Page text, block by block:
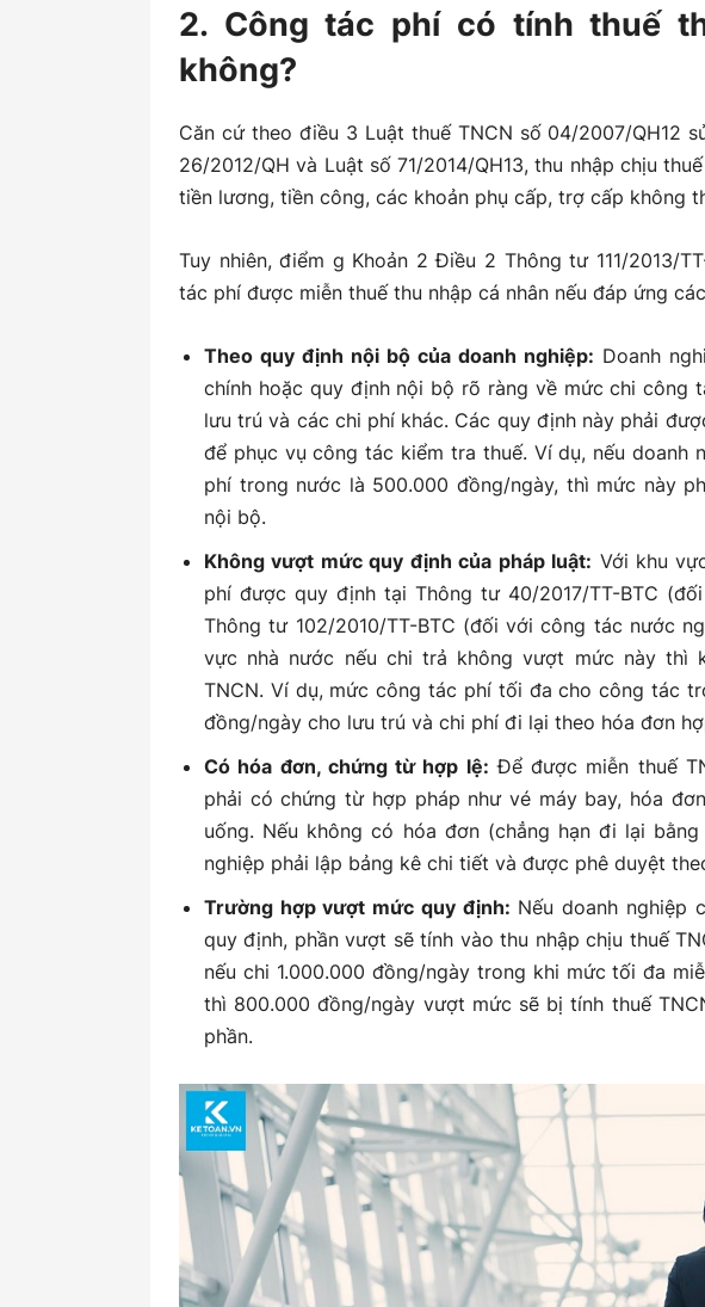
2. Công tác phí có tính thuế
không?
Căn cứ theo điều 3 Luật thuế TNCN số 04/2007/QH12
26/2012/QH và Luật số 71/2014/QH13, thu nhập chịu
tiền lương, tiền công, các khoản phụ cấp, trợ cấp không
Tuy nhiên, điểm g Khoản 2 Điều 2 Thông tư 111/2013/
tác phí được miễn thuế thu nhập cá nhân nếu đáp ứng
Theo quy định nội bộ của doanh nghiệp: Doanh
chính hoặc quy định nội bộ rõ ràng về mức chi công
lưu trú và các chi phí khác. Các quy định này phải
để phục vụ công tác kiểm tra thuế. Ví dụ, nếu doanh
phí trong nước là 500.000 đồng/ngày, thì mức này
nội bộ.
Không vượt mức quy định của pháp luật: Với khu
phí được quy định tại Thông tư 40/2017/TT-BTC
Thông tư 102/2010/TT-BTC (đối với công tác nước
vực nhà nước nếu chi trả không vượt mức này thì
TNCN. Ví dụ, mức công tác phí tối đa cho công tác
đồng/ngày cho lưu trú và chi phí đi lại theo hóa đơn
Có hóa đơn, chứng từ hợp lệ: Để được miễn thuế
phải có chứng từ hợp pháp như vé máy bay, hóa
uống. Nếu không có hóa đơn (chẳng hạn đi lại
nghiệp phải lập bảng kê chi tiết và được phê duyệt
Trường hợp vượt mức quy định: Nếu doanh nghiệp
quy định, phần vượt sẽ tính vào thu nhập chịu thuế
nếu chi 1.000.000 đồng/ngày trong khi mức tối đa
thì 800.000 đồng/ngày vượt mức sẽ bị tính thuế
phần.